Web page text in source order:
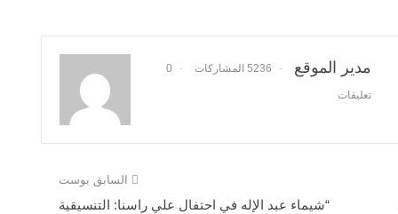
مدير الموقع 5236 المشاركات 0
تعليقات
السابق بوست
“شيماء عبد الإله في احتفال علي راسنا: التنسيقية